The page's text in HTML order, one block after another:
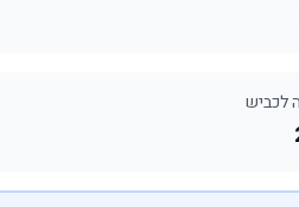
לכביש